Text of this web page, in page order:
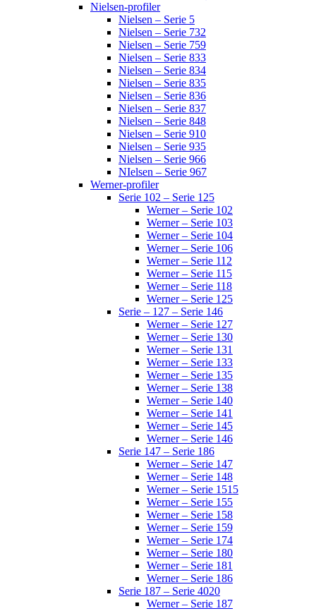
Nielsen-profiler
Nielsen – Serie 5
Nielsen – Serie 732
Nielsen – Serie 759
Nielsen – Serie 833
Nielsen – Serie 834
Nielsen – Serie 835
Nielsen – Serie 836
Nielsen – Serie 837
Nielsen – Serie 848
Nielsen – Serie 910
Nielsen – Serie 935
Nielsen – Serie 966
NIelsen – Serie 967
Werner-profiler
Serie 102 – Serie 125
Werner – Serie 102
Werner – Serie 103
Werner – Serie 104
Werner – Serie 106
Werner – Serie 112
Werner – Serie 115
Werner – Serie 118
Werner – Serie 125
Serie – 127 – Serie 146
Werner – Serie 127
Werner – Serie 130
Werner – Serie 131
Werner – Serie 133
Werner – Serie 135
Werner – Serie 138
Werner – Serie 140
Werner – Serie 141
Werner – Serie 145
Werner – Serie 146
Serie 147 – Serie 186
Werner – Serie 147
Werner – Serie 148
Werner – Serie 1515
Werner – Serie 155
Werner – Serie 158
Werner – Serie 159
Werner – Serie 174
Werner – Serie 180
Werner – Serie 181
Werner – Serie 186
Serie 187 – Serie 4020
Werner – Serie 187